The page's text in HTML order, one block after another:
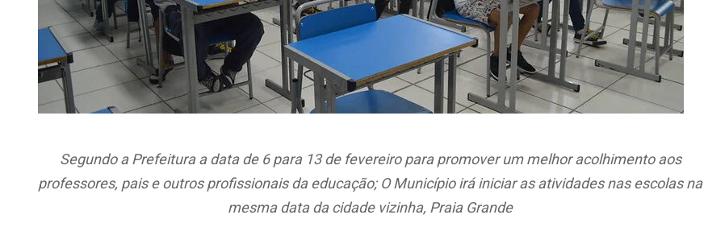
Segundo a Prefeitura a data de 6 para 13 de fevereiro para promover um melhor acolhimentoaos
professores, pais e outros profissionais da educação; O Município irá iniciar asatividades nas escolas na
mesma data da cidade vizinha, Praia Grande